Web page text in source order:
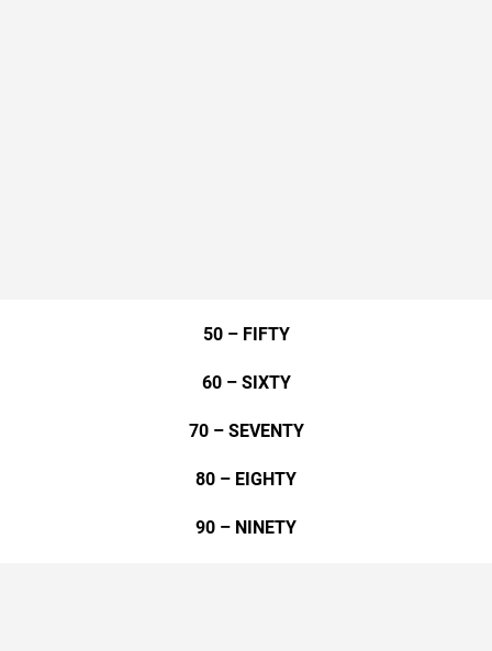
50 – FIFTY
60 – SIXTY
70 – SEVENTY
80 – EIGHTY
90 – NINETY